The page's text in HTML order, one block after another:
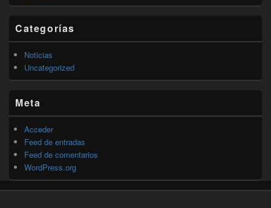
Categorías
Noticias
Uncategorized
Meta
Acceder
Feed de entradas
Feed de comentarios
WordPress.org